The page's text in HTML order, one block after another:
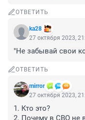
ОТВЕТИТЬ
ka28
27 октября 2023,
"Не забывай свои
ОТВЕТИТЬ
mirror
27 октября 2023,
1. Кто это?
2. Почему в СВО не